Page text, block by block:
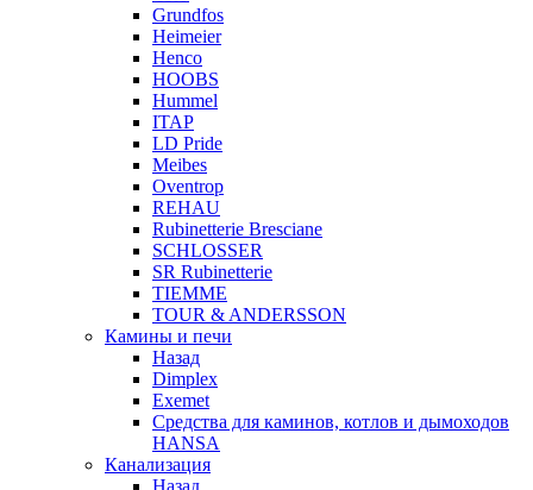
Grundfos
Heimeier
Henco
HOOBS
Hummel
ITAP
LD Pride
Meibes
Oventrop
REHAU
Rubinetterie Bresciane
SCHLOSSER
SR Rubinetterie
TIEMME
TOUR & ANDERSSON
Камины и печи
Назад
Dimplex
Exemet
Средства для каминов, котлов и дымоходов
HANSA
Канализация
Назад